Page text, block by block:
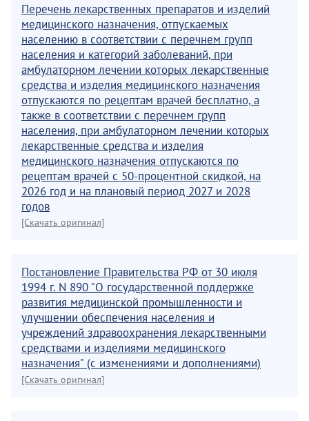
Перечень лекарственных препаратов и изделий
медицинского назначения, отпускаемых
населению в соответствии с перечнем групп
населения и категорий заболеваний, при
амбулаторном лечении которых лекарственные
средства и изделия медицинского назначения
отпускаются по рецептам врачей бесплатно, а
также в соответствии с перечнем групп
населения, при амбулаторном лечении которых
лекарственные средства и изделия
медицинского назначения отпускаются по
рецептам врачей с 50-процентной скидкой, на
2026 год и на плановый период 2027 и 2028
годов
[Скачать оригинал]
Постановление Правительства РФ от 30 июля
1994 г. N 890 "О государственной поддержке
развития медицинской промышленности и
улучшении обеспечения населения и
учреждений здравоохранения лекарственными
средствами и изделиями медицинского
назначения" (с изменениями и дополнениями)
[Скачать оригинал]